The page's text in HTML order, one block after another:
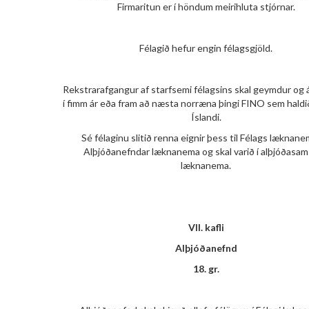
Firmaritun er í höndum meirihluta stjórnar.
Félagið hefur engin félagsgjöld.
Rekstrarafgangur af starfsemi félagsins skal geymdur og
í fimm ár eða fram að næsta norræna þingi FINO sem
Íslandi.
Sé félaginu slitið renna eignir þess til Félags
Alþjóðanefndar læknanema og skal varið í
læknanema.
VII. kafli
Alþjóðanefnd
18. gr.